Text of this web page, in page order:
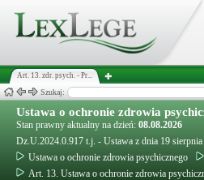
Art. 13. zdr. psych. - Pr...
Szukaj:
Ustawa o ochronie zdrowia
Stan prawny aktualny na dzień: 08.08.2026
Dz.U.2024.0.917 t.j. - Ustawa z dnia 19
Ustawa o ochronie zdrowia psychicznego
Art. 13. Ustawa o ochronie zdrowia